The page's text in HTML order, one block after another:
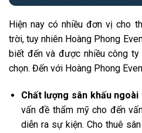
Hiện nay có nhiều đơn vị cho
trời, tuy nhiên Hoàng Phong
biết đến và được nhiều công
chọn. Đến với Hoàng Phong
Chất lượng sân khấu
vấn đề thẩm mỹ cho đến
diễn ra sự kiện. Cho thuê